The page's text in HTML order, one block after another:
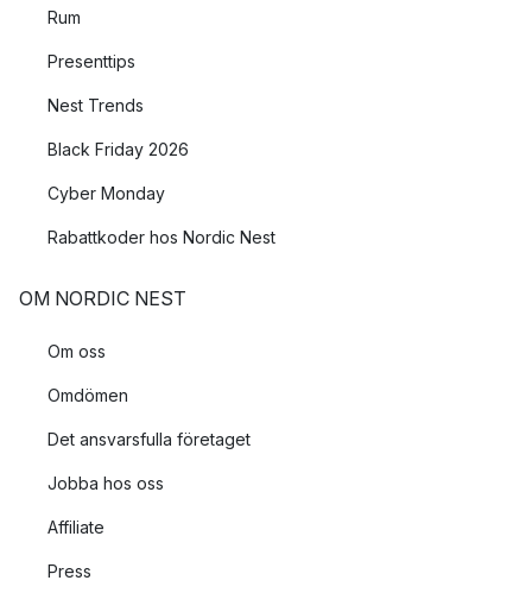
Rum
Presenttips
Nest Trends
Black Friday 2026
Cyber Monday
Rabattkoder hos Nordic Nest
OM NORDIC NEST
Om oss
Omdömen
Det ansvarsfulla företaget
Jobba hos oss
Affiliate
Press